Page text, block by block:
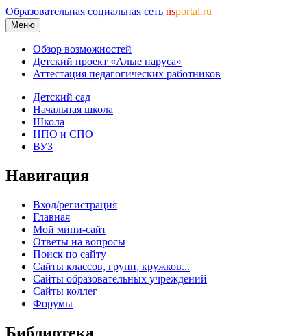
Образовательная социальная сеть nsportal.ru
Меню
Обзор возможностей
Детский проект «Алые паруса»
Аттестация педагогических работников
Детский сад
Начальная школа
Школа
НПО и СПО
ВУЗ
Навигация
Вход/регистрация
Главная
Мой мини-сайт
Ответы на вопросы
Поиск по сайту
Сайты классов, групп, кружков...
Сайты образовательных учреждений
Сайты коллег
Форумы
Библиотека